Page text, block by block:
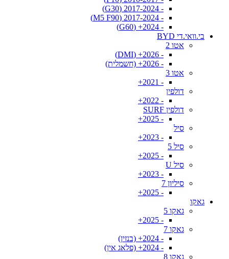
- 2017-2024 (G30)
- 2017-2024 (M5 F90)
- 2024+ (G60)
בי.וואי.די BYD
אטו 2
- 2026+ (DMI)
- 2026+ (חשמלית)
אטו 3
- 2021+
דולפין
- 2022+
דולפין SURF
- 2025+
סיל
- 2023+
סיל 5
- 2025+
סיל U
- 2023+
סיליון 7
- 2025+
גאקו
גאקו 5
- 2025+
גאקו 7
- 2024+ (בנזין)
- 2024+ (פלאג אין)
גאקו 8